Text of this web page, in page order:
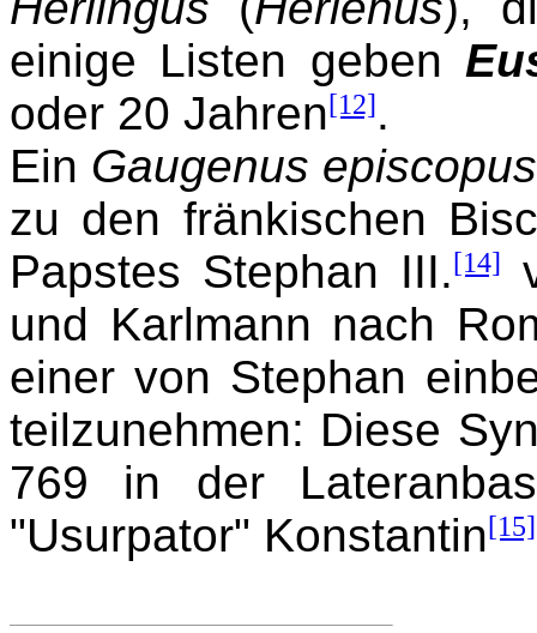
einige Listen geben
oder 20 Jahren[12].
Ein Gaugenus
zu den fränkischen
Papstes Stephan III.[14]
und Karlmann nach
einer von Stephan
teilzunehmen: Diese
769 in der
"Usurpator" Konstantin[15]